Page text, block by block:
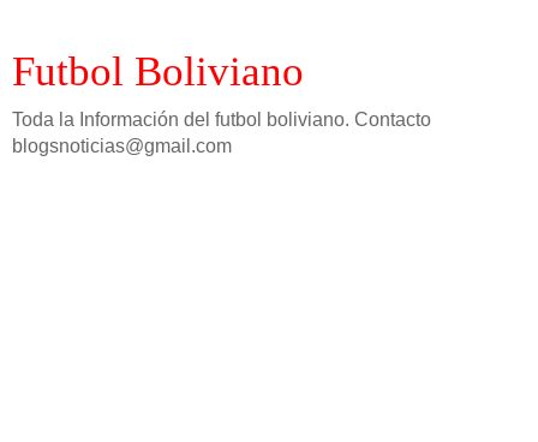
Futbol Boliviano
Toda la Información del futbol boliviano. Contacto
blogsnoticias@gmail.com